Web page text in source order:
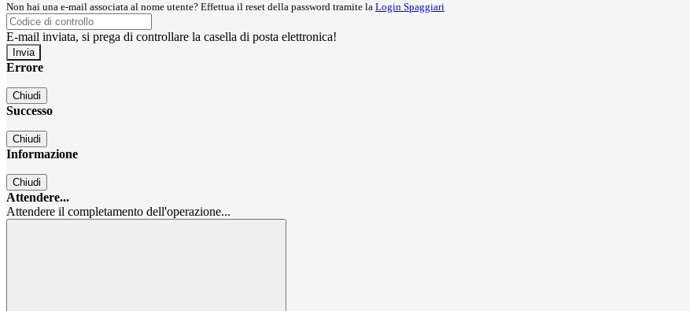
Non hai una e-mail associata al nome utente? Effettua il reset della password tramite la Login Spaggiari
E-mail inviata, si prega di controllare la casella di posta elettronica!
Errore
Chiudi
Successo
Chiudi
Informazione
Chiudi
Attendere...
Attendere il completamento dell'operazione...